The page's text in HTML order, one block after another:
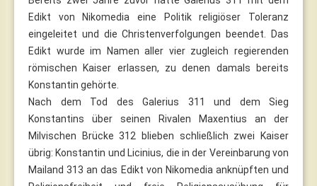
Edikt von Nikomedia eine Politik religiöser Toleranz
eingeleitet und die Christenverfolgungen beendet. Das
Edikt wurde im Namen aller vier zugleich regierenden
römischen Kaiser erlassen, zu denen damals bereits
Konstantin gehörte.
Nach dem Tod des Galerius 311 und dem Sieg
Konstantins über seinen Rivalen Maxentius an der
Milvischen Brücke 312 blieben schließlich zwei Kaiser
übrig: Konstantin und Licinius, die in der Vereinbarung von
Mailand 313 an das Edikt von Nikomedia anknüpften und